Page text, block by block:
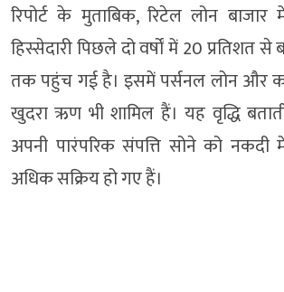
रिपोर्ट के मुताबिक, रिटेल लोन
हिस्सेदारी पिछले दो वर्षों में 20 प्रतिशत
तक पहुंच गई है। इसमें पर्सनल लोन और
खुदरा ऋण भी शामिल हैं। यह वृद्धि
अपनी पारंपरिक संपत्ति सोने को
अधिक सक्रिय हो गए हैं।